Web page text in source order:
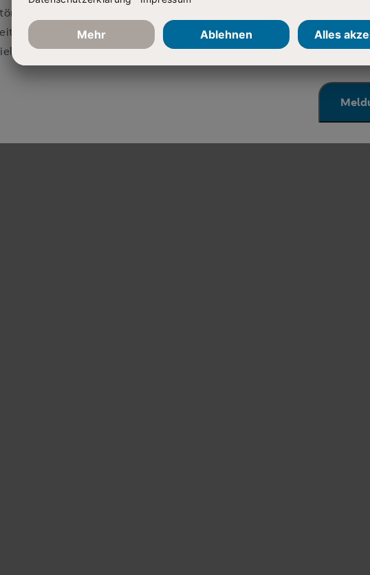
zu beheben. Nutzen Sie bitte alternativ den Mailkontakt, den
unserer Fachabteilungen finden.
Dank für Ihr Verständnis!